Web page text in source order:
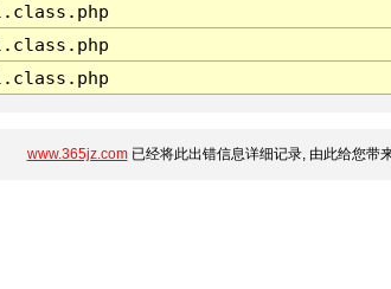
www.365jz.com已经将此出错信息详细记录, 由此给您带